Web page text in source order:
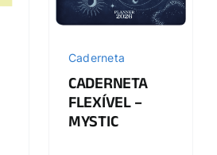
Caderneta
CADERNETA
FLEXÍVEL –
MYSTIC